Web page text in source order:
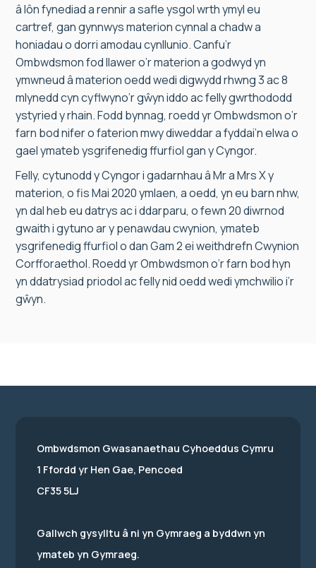
â lôn fynediad a rennir a safle ysgol wrth ymyl eu
cartref, gan gynnwys materion cynnal a chadw a
honiadau o dorri amodau cynllunio. Canfu’r
Ombwdsmon fod llawer o’r materion a godwyd yn
ymwneud â materion oedd wedi digwydd rhwng 3 ac 8
mlynedd cyn cyflwyno’r gŵyn iddo ac felly gwrthododd
ystyried y rhain. Fodd bynnag, roedd yr Ombwdsmon o’r
farn bod nifer o faterion mwy diweddar a fyddai’n elwa o
gael ymateb ysgrifenedig ffurfiol gan y Cyngor.
Felly, cytunodd y Cyngor i gadarnhau â Mr a Mrs X y
materion, o fis Mai 2020 ymlaen, a oedd, yn eu barn nhw,
yn dal heb eu datrys ac i ddarparu, o fewn 20 diwrnod
gwaith i gytuno ar y penawdau cwynion, ymateb
ysgrifenedig ffurfiol o dan Gam 2 ei weithdrefn Cwynion
Corfforaethol. Roedd yr Ombwdsmon o’r farn bod hyn
yn ddatrysiad priodol ac felly nid oedd wedi ymchwilio i’r
gŵyn.
Ombwdsmon Gwasanaethau Cyhoeddus Cymru
1 Ffordd yr Hen Gae, Pencoed
CF35 5LJ
Gallwch gysylltu â ni yn Gymraeg a byddwn yn
ymateb yn Gymraeg.